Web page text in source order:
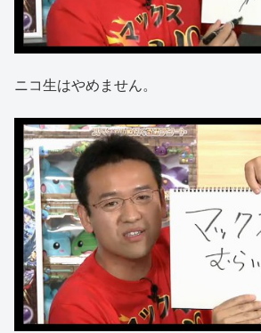
ニコ生はやめません。